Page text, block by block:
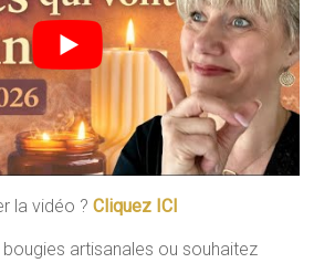
la vidéo ?Cliquez ICI
artisanales ou souhaitez